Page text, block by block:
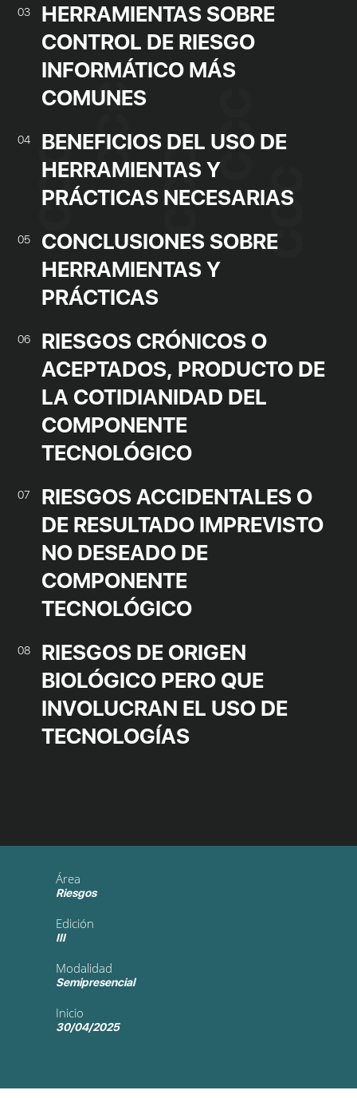
03
HERRAMIENTAS SOBRE
CONTROL DE RIESGO
INFORMÁTICO MÁS
COMUNES
04
BENEFICIOS DEL USO DE
HERRAMIENTAS Y
PRÁCTICAS NECESARIAS
05
CONCLUSIONES SOBRE
HERRAMIENTAS Y
PRÁCTICAS
06
RIESGOS CRÓNICOS O
ACEPTADOS, PRODUCTO DE
LA COTIDIANIDAD DEL
COMPONENTE
TECNOLÓGICO
07
RIESGOS ACCIDENTALES O
DE RESULTADO IMPREVISTO
NO DESEADO DE
COMPONENTE
TECNOLÓGICO
08
RIESGOS DE ORIGEN
BIOLÓGICO PERO QUE
INVOLUCRAN EL USO DE
TECNOLOGÍAS
Área
Riesgos
Edición
III
Modalidad
Semipresencial
Inicio
30/04/2025